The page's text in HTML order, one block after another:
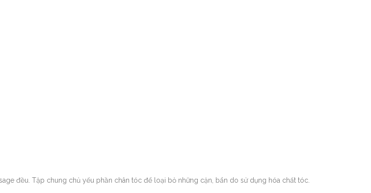
đều. Tập chung chủ yếu phần chân tóc để loại bỏ những cặn, bẩn do sử dụng hóa chất tóc.